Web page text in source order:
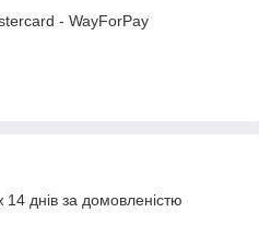
- WayForPay
днів за домовленістю